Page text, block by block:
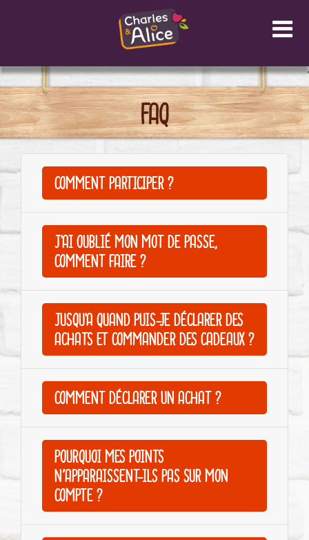
FAQ
COMMENT PARTICIPER ?
J'AI OUBLIÉ MON MOT DE PASSE,
COMMENT FAIRE ?
JUSQU'À QUAND PUIS-JE DÉCLARER DES
ACHATS ET COMMANDER DES CADEAUX ?
COMMENT DÉCLARER UN ACHAT ?
POURQUOI MES POINTS
N’APPARAISSENT-ILS PAS SUR MON
COMPTE ?
Panneau de gestion des cookies